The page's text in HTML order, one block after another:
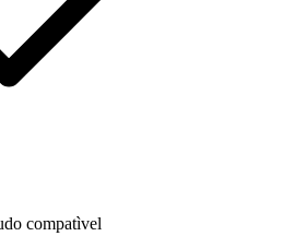
compatìvel